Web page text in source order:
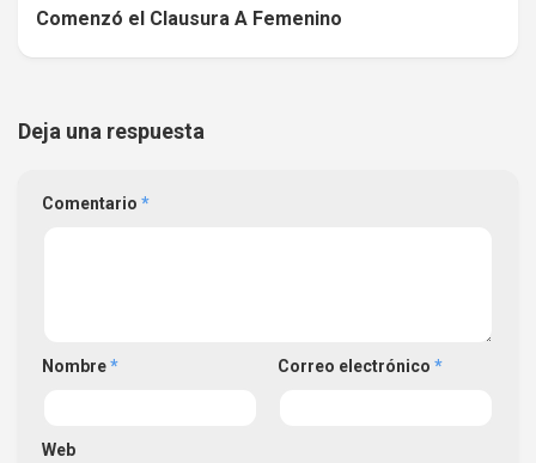
Comenzó el Clausura A Femenino
Deja una respuesta
Comentario *
Nombre* Correo electrónico *
Web